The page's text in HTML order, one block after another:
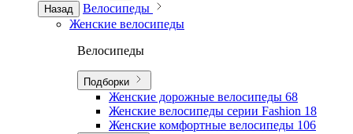
Назад
Велосипеды
Женские велосипеды
Велосипеды
Подборки
Женские дорожные велосипеды 68
Женские велосипеды серии Fashion 18
Женские комфортные велосипеды 106